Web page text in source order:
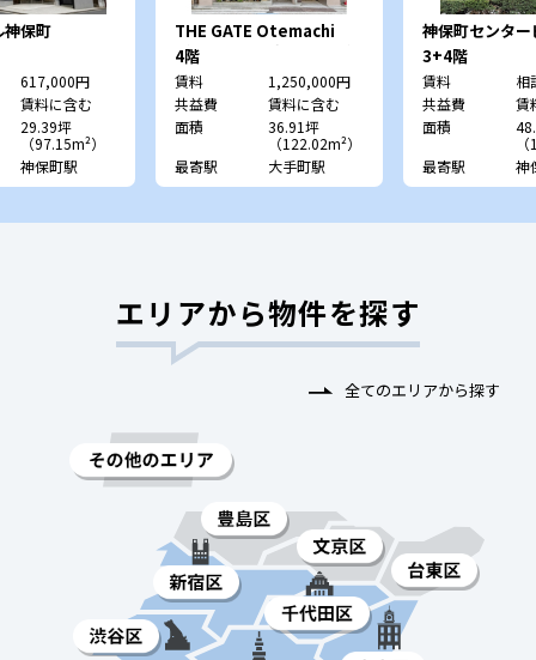
保町
617,000円
賃料に含む
29.39坪
（97.15m²）
神保町駅
THE GATE Otemachi
（旧：CRC北大手町ビル）
4階
賃料
1,250,000円
共益費
賃料に含む
面積
36.91坪
（122.02m²）
最寄駅
大手町駅
神保町センター
3+4階
賃料
相
共益費
賃
面積
最寄駅
神
エリアから物件を探す
全てのエリアから探す